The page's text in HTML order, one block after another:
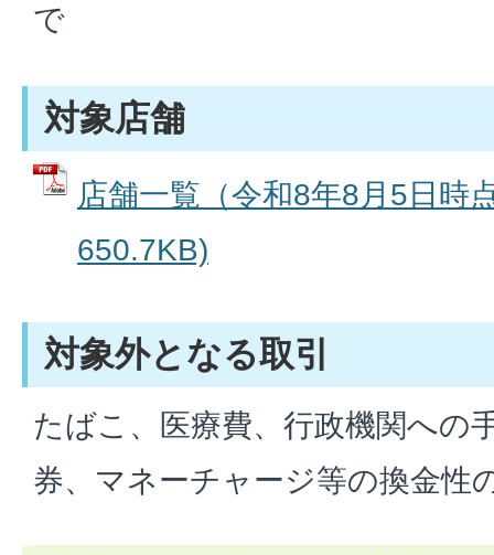
で
対象店舗
店舗一覧（令和8年8月5日時
650.7KB)
対象外となる取引
たばこ、医療費、行政機関への
券、マネーチャージ等の換金性